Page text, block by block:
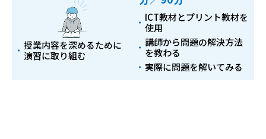
ICT教材とプリント教材を
使用
講師から問題の解決方法
を教わる
実際に問題を解いてみる
授業内容を深めるために
演習に取り組む